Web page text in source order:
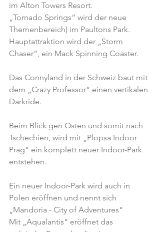
im Alton Towers Resort.
„Tornado Springs“ wird der neue
Themenbereich) im Paultons Park.
Hauptattraktion wird der „Storm
Chaser“, ein Mack Spinning Coaster.
Das Connyland in der Schweiz baut mit
dem „Crazy Professor“ einen vertikalen
Darkride.
Beim Blick gen Osten und somit nach
Tschechien, wird mit „Plopsa Indoor
Prag“ ein komplett neuer Indoor-Park
entstehen.
Ein neuer Indoor-Park wird auch in
Polen eröffnen und nennt sich
„Mandoria - City of Adventures“
Mit „Aqualantis“ eröffnet das